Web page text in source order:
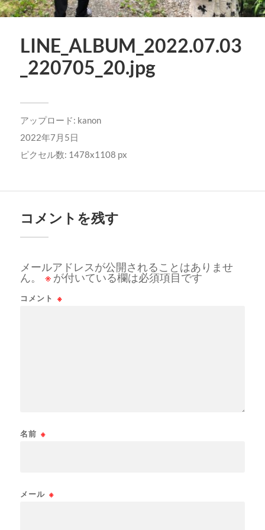
LINE_ALBUM_2022.07.03
_220705_20.jpg
アップロード: kanon
2022年7月5日
ピクセル数: 1478x1108 px
コメントを残す
メールアドレスが公開されることはありませ
ん。
※ が付いている欄は必須項目です
コメント ※
名前 ※
メール ※